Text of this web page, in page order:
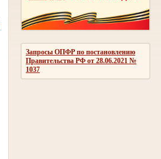
Запросы ОПФР по постановлению
Правительства РФ от 28.06.2021 №
1037